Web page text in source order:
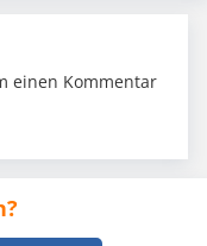
einen Kommentar